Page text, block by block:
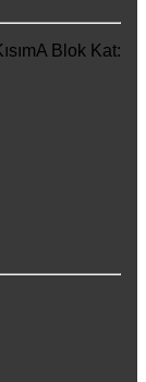
Blok Kat: